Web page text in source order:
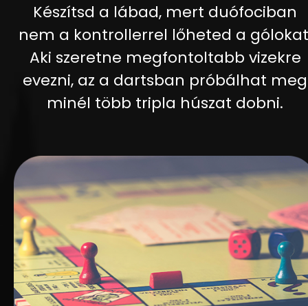
Készítsd a lábad, mert duófociban
nem a kontrollerrel lőheted a
Aki szeretne megfontoltabb vizekre
evezni, az a dartsban próbálhat meg
minél több tripla húszat dobni.